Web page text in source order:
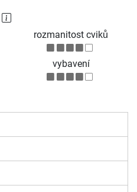
rozmanitost cviků
vybavení